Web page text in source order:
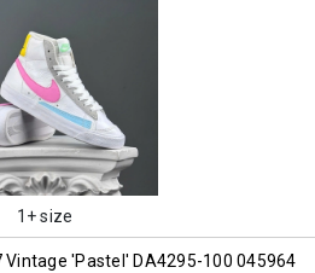
1+ size
Vintage 'Pastel' DA4295-100 045964